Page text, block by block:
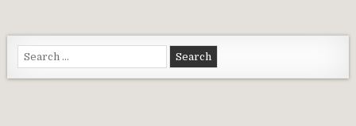
Search for: